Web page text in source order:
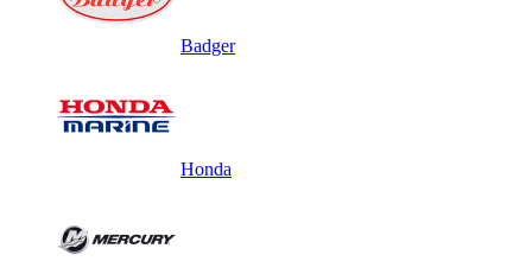
Badger
Honda